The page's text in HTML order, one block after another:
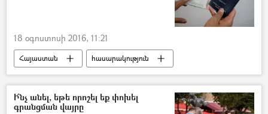
18 օգոստոսի 2016, 11:21
Հայաստան հասարակություն
Ի՞նչ անել, եթե որոշել եք փոխել
գրանցման վայրը